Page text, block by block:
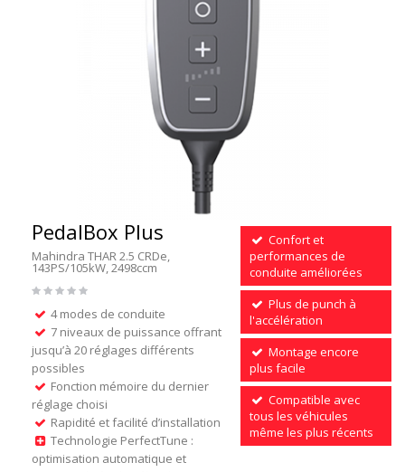
PedalBox Plus
Mahindra THAR 2.5 CRDe,
143PS/105kW, 2498ccm
4 modes de conduite
7 niveaux de puissance offrant
jusqu’à 20 réglages différents
possibles
Fonction mémoire du dernier
réglage choisi
Rapidité et facilité d’installation
Technologie PerfectTune :
optimisation automatique et
Confort et
performances de
conduite améliorées
Plus de punch à
l'accélération
Montage encore
plus facile
Compatible avec
tous les véhicules
même les plus récents